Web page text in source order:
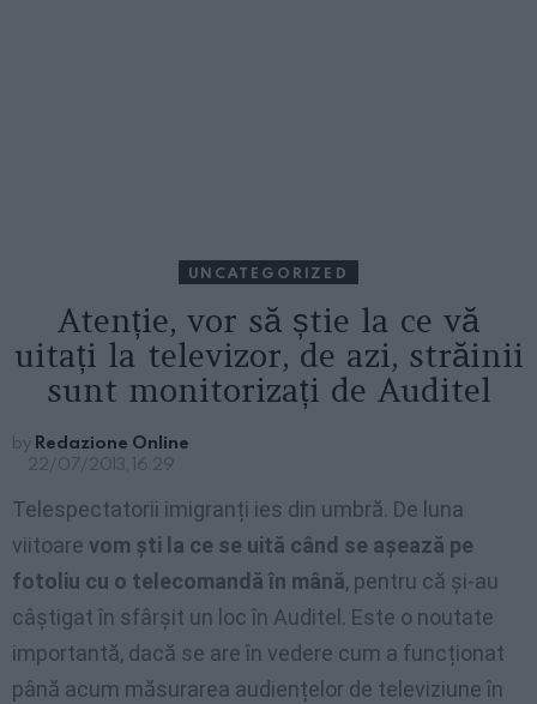
UNCATEGORIZED
Atenție, vor să știe la ce vă
uitați la televizor, de azi, străinii
sunt monitorizați de Auditel
by Redazione Online
22/07/2013, 16:29
Telespectatorii imigranți ies din umbră. De luna
viitoare vom ști la ce se uită când se așează pe
fotoliu cu o telecomandă în mână, pentru că și-au
câștigat în sfârșit un loc în Auditel. Este o noutate
importantă, dacă se are în vedere cum a funcționat
până acum măsurarea audiențelor de televiziune în